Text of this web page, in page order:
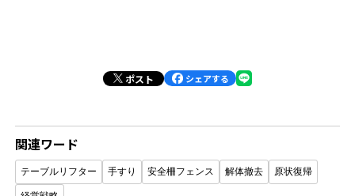
ポスト シェアする
関連ワード
テーブルリフター 手すり 安全柵フェンス 解体撤去 原状復帰